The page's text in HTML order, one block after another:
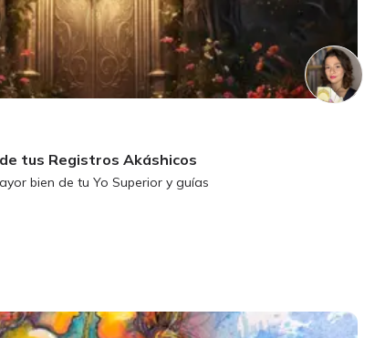
tus Registros Akáshicos
bien de tu Yo Superior y guías